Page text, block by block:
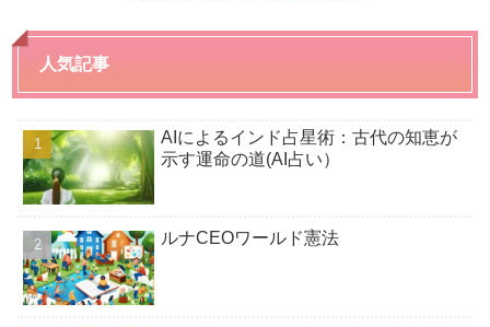
人気記事
AIによるインド占星術：古代の知恵が
示す運命の道(AI占い）
ルナCEOワールド憲法